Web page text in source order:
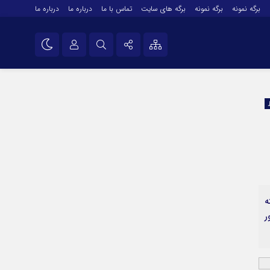
برگه نمونه برگه نمونه برگه های سایت تماس با ما درباره ما درباره ما